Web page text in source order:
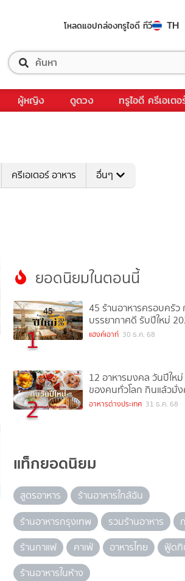
โหลดแอปกล่องทรูไอดี ทีวี TH
ผู้หญิง ดูดวง ทรูไอดี ครีเอเตอ
ครีเอเตอร์ อาหาร อื่นๆ
ยอดนิยมในตอนนี้
1
45 ร้านอาหารครอบครัว
บรรยากาศดี รับปีใหม่
แฮงค์เอาท์ 30 ธ.ค. 68
2
12 อาหารมงคล วันปีให
ของคนทั่วโลก กินแล้วมั่
อาหารต่างประเทศ 31 ธ.ค. 68
แท็กยอดนิยม
สูตรอาหาร
ร้านอาหารใกล้ฉัน
ร้านอาหารกรุงเทพ
รวมร้านอาหาร
ร้านกาแฟ
คาเฟ่ อาหารไทย
ฟู้ด
ร้านอาหารในห้าง